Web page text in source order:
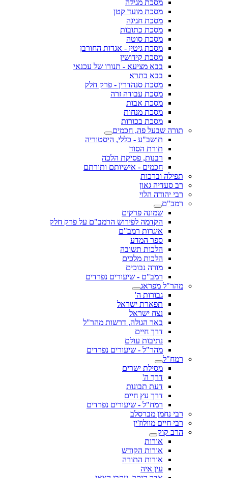
מסכת מגילה
מסכת מועד קטן
מסכת חגיגה
מסכת כתובות
מסכת סוטה
מסכת גיטין - אגדות החורבן
מסכת קידושין
בבא מציעא - תנורו של עכנאי
בבא בתרא
מסכת סנהדרין - פרק חלק
מסכת עבודה זרה
מסכת אבות
מסכת מנחות
מסכת בכורות
תורה שבעל פה, חכמים
תושב"ע - כללי, היסטוריה
תורת הסוד
רבנות, פסיקת הלכה
חכמים - אישיותם ותורתם
תפילה וברכות
רב סעדיה גאון
רבי יהודה הלוי
רמב"ם
שמונה פרקים
הקדמה לפירוש הרמב"ם על פרק חלק
איגרות רמב"ם
ספר המדע
הלכות תשובה
הלכות מלכים
מורה נבוכים
רמב"ם - שיעורים נפרדים
מהר"ל מפראג
גבורות ה'
תפארת ישראל
נצח ישראל
באר הגולה, דרשות מהר"ל
דרך חיים
נתיבות עולם
מהר"ל - שיעורים נפרדים
רמח"ל
מסילת ישרים
דרך ה'
דעת תבונות
דרך עץ חיים
רמח"ל - שיעורים נפרדים
רבי נחמן מברסלב
רבי חיים מוולוז'ין
הרב קוק
אורות
אורות הקודש
אורות התורה
עין איה